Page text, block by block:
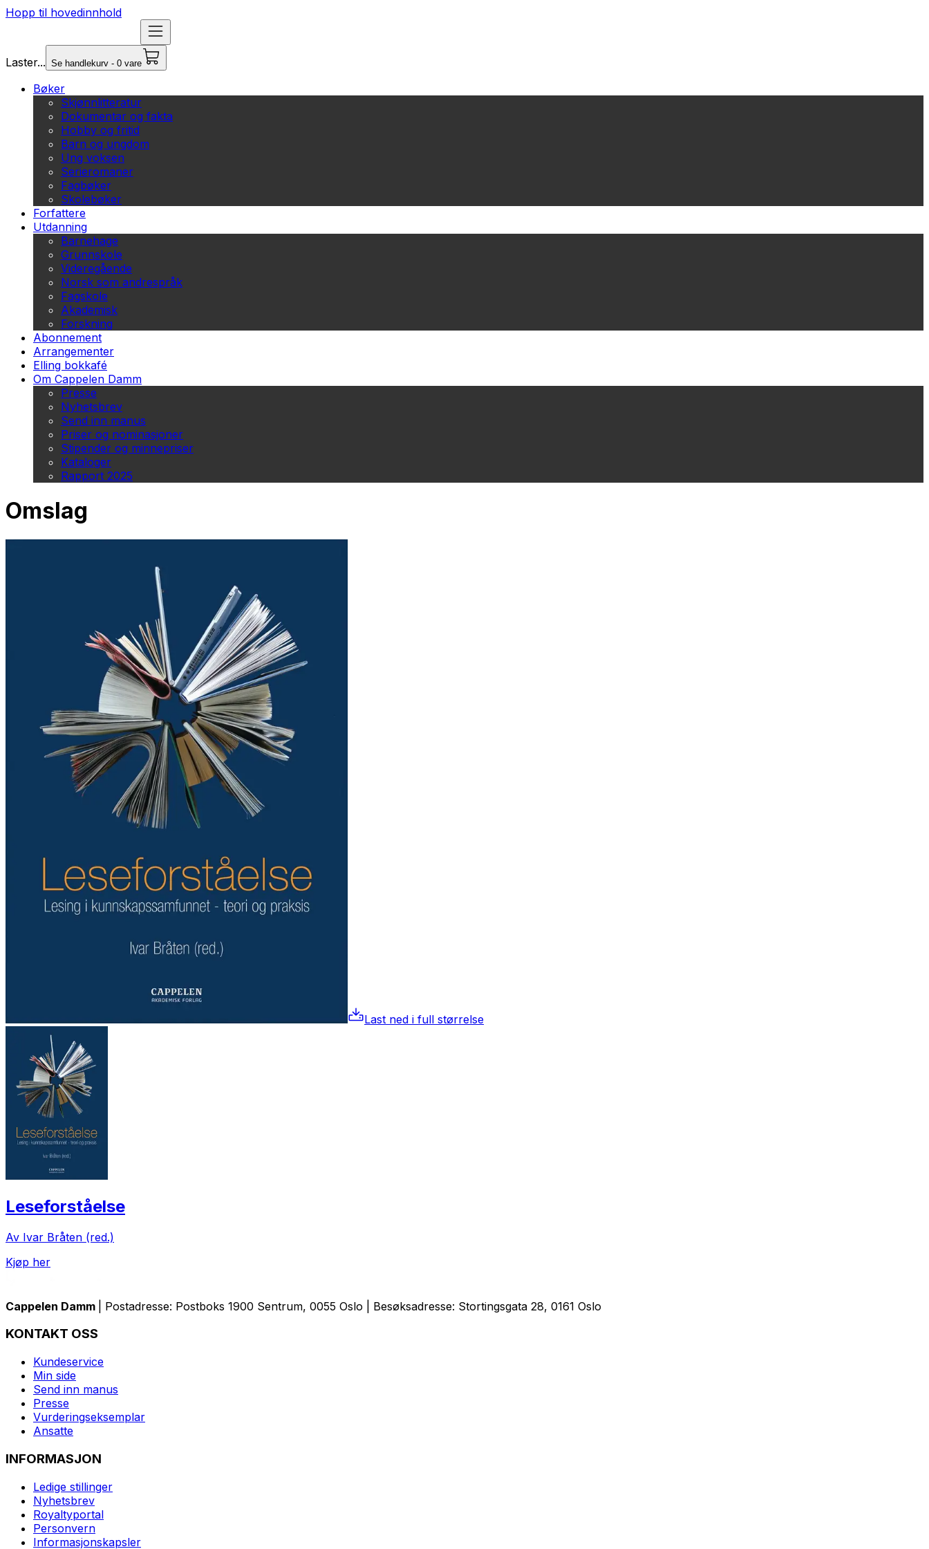
Hopp til hovedinnhold
Laster... Se handlekurv - 0 vare
Bøker
Skjønnlitteratur
Dokumentar og fakta
Hobby og fritid
Barn og ungdom
Ung voksen
Serieromaner
Fagbøker
Skolebøker
Forfattere
Utdanning
Barnehage
Grunnskole
Videregående
Norsk som andrespråk
Fagskole
Akademisk
Forskning
Abonnement
Arrangementer
Elling bokkafé
Om Cappelen Damm
Presse
Nyhetsbrev
Send inn manus
Priser og nominasjoner
Stipender og minnepriser
Kataloger
Rapport 2025
Omslag
Last ned i full størrelse
Leseforståelse
Av Ivar Bråten (red.)
Kjøp her
Cappelen Damm | Postadresse: Postboks 1900 Sentrum, 0055 Oslo | Besøksadresse: Stortingsgata 28, 0161 Oslo
KONTAKT OSS
Kundeservice
Min side
Send inn manus
Presse
Vurderingseksemplar
Ansatte
INFORMASJON
Ledige stillinger
Nyhetsbrev
Royaltyportal
Personvern
Informasjonskapsler